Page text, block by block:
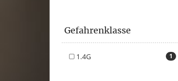
Gefahrenklasse
1
1.4G